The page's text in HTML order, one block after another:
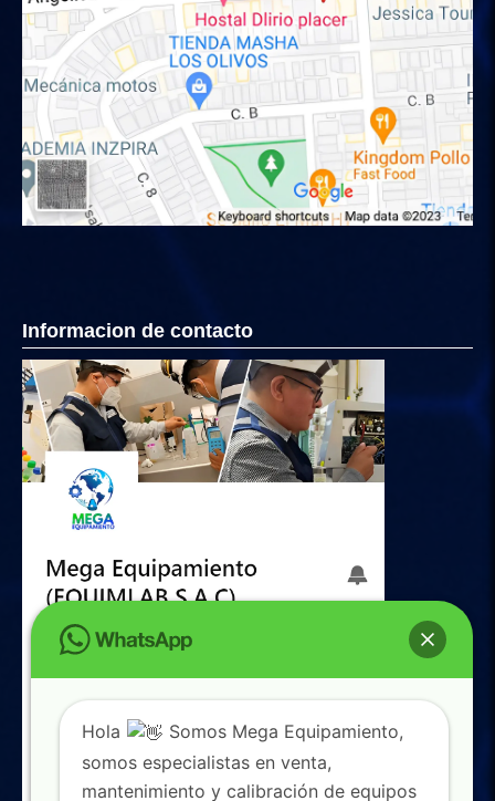
Informacion de contacto
Hola
Somos Mega Equipamiento,
somos especialistas en venta,
mantenimiento y calibración de equipos